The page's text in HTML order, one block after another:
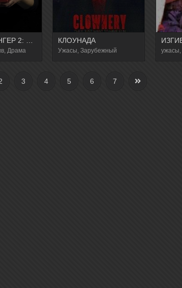
ДОППЕЛЬГАНГЕР 2: КРАСНАЯ КОРОБКА
Драма
КЛОУНАДА
Ужасы, Зарубежный ужасы,
3 4 5 6 7